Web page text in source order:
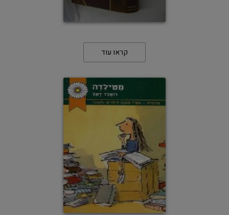
קראו עוד